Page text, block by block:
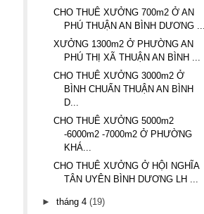
CHO THUÊ XƯỞNG 700m2 Ở AN
PHÚ THUẬN AN BÌNH DƯƠNG ...
XƯỞNG 1300m2 Ở PHƯỜNG AN
PHÚ THỊ XÃ THUẬN AN BÌNH ...
CHO THUÊ XƯỞNG 3000m2 Ở
BÌNH CHUẨN THUẬN AN BÌNH
D...
CHO THUÊ XƯỞNG 5000m2
-6000m2 -7000m2 Ở PHƯỜNG
KHÁ...
CHO THUÊ XƯỞNG Ở HỘI NGHĨA
TÂN UYÊN BÌNH DƯƠNG LH ...
►tháng 4(19)